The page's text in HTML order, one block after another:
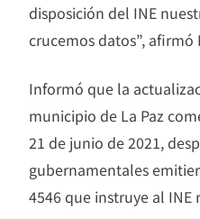
disposición del INE
crucemos datos”, afirmó
Informó que la
municipio de La Paz
21 de junio de 2021,
gubernamentales
4546 que instruye al INE